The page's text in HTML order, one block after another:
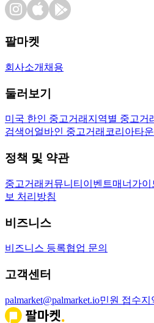
팔마켓
회사소개 채용
둘러보기
미국 한인 중고거래 지역별 중고거
검색어 얼바인 중고거래 코리아타
정책 및 약관
중고거래 커뮤니티 이벤트매너가이
보 처리방침
비즈니스
비즈니스 등록협업 문의
고객센터
palmarket@palmarket.io민원 접수지